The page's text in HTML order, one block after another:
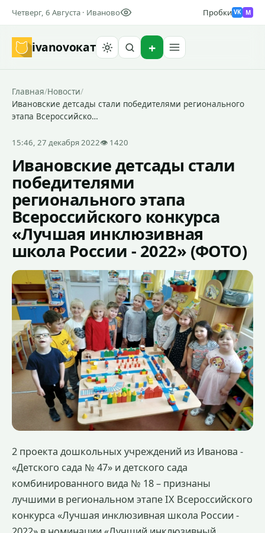
Четверг, 6 Августа · Иваново Пробки VK M
ivanovoкат
Главная/Новости/
Ивановские детсады стали победителями регионального
этапа Всероссийско…
15:46, 27 декабря 2022👁 1420
Ивановские детсады стали
победителями
регионального этапа
Всероссийского конкурса
«Лучшая инклюзивная
школа России - 2022» (ФОТО)
2 проекта дошкольных учреждений из Иванова -
«Детского сада № 47» и детского сада
комбинированного вида № 18 – признаны
лучшими в региональном этапе IХ Всероссийского
конкурса «Лучшая инклюзивная школа России -